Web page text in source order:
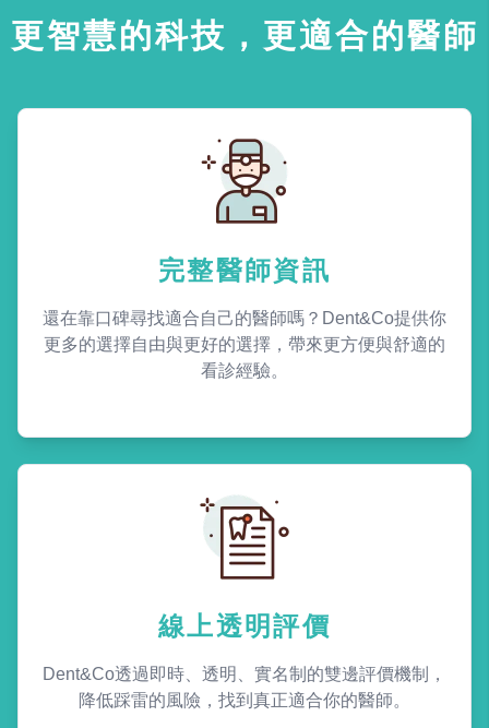
更智慧的科技，更適合的醫師
完整醫師資訊
還在靠口碑尋找適合自己的醫師嗎？Dent&Co提供你
更多的選擇自由與更好的選擇，帶來更方便與舒適的
看診經驗。
線上透明評價
Dent&Co透過即時、透明、實名制的雙邊評價機制，
降低踩雷的風險，找到真正適合你的醫師。